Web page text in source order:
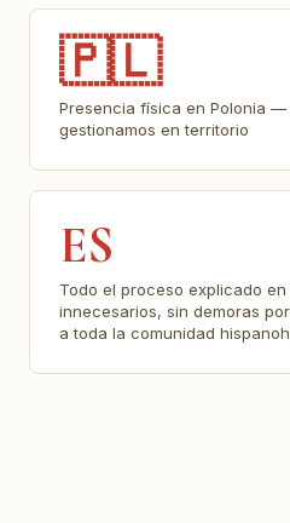
🇵🇱
Presencia física en Polonia
gestionamos en territorio
ES
Todo el proceso explicado
innecesarios, sin demoras
a toda la comunidad